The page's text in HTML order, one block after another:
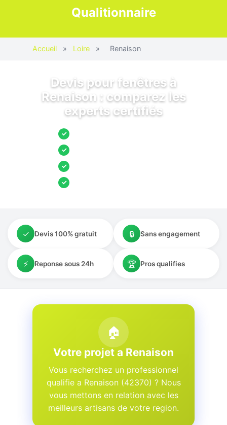
Qualitionnaire
Accueil » Loire » Renaison
Devis pour fenêtres à
Renaison : comparez les
experts certifiés
✓
✓
✓
✓
✓ Devis 100% gratuit 🔒 Sans engagement
⚡ Reponse sous 24h 🏆 Pros qualifies
🏠
Votre projet a Renaison
Vous recherchez un professionnel
qualifie a Renaison (42370) ? Nous
vous mettons en relation avec les
meilleurs artisans de votre region.